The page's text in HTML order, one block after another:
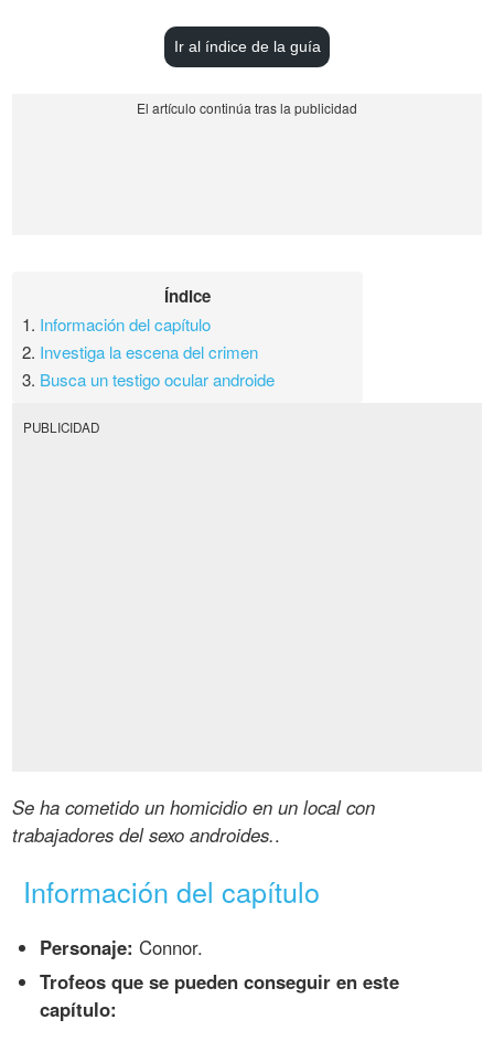
Ir al índice de la guía
Índice
1. Información del capítulo
2. Investiga la escena del crimen
3. Busca un testigo ocular androide
PUBLICIDAD
Se ha cometido un homicidio en un local con
trabajadores del sexo androides..
Información del capítulo
Personaje: Connor.
Trofeos que se pueden conseguir en este
capítulo: